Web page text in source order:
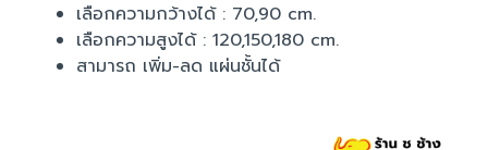
เลือกความกว้างได้ : 70,90 cm.
เลือกความสูงได้ : 120,150,180 cm.
สามารถ เพิ่ม-ลด แผ่นชั้นได้